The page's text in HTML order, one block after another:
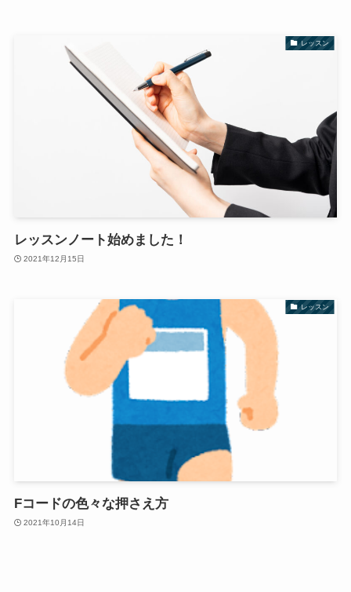
レッスン
レッスンノート始めました！
2021年12月15日
レッスン
Fコードの色々な押さえ方
2021年10月14日